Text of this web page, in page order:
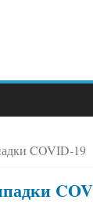
COVID-19